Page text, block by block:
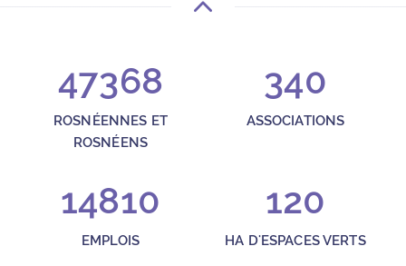
47368
ROSNÉENNES ET
ROSNÉENS
340
ASSOCIATIONS
14810
EMPLOIS
120
HA D'ESPACES VERTS